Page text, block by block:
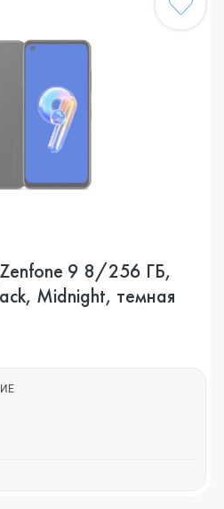
9 8/256 ГБ,